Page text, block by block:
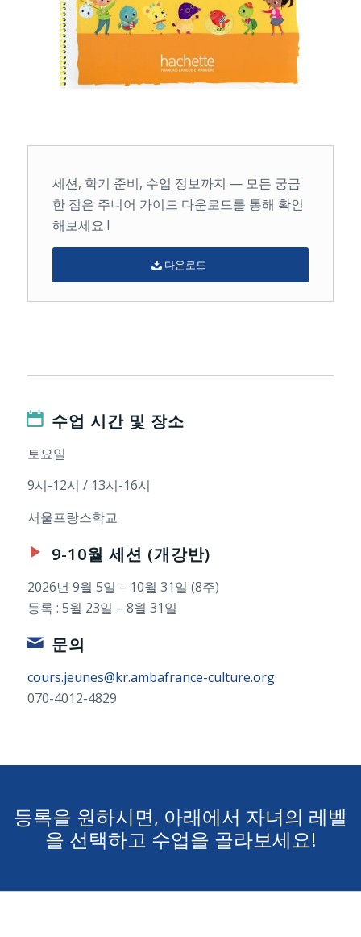
세션, 학기 준비, 수업 정보까지 — 모든 궁금
한 점은 주니어 가이드 다운로드를 통해 확인
해보세요 !
다운로드
수업 시간 및 장소
토요일
9시-12시 / 13시-16시
서울프랑스학교
9-10월 세션 (개강반)
2026년 9월 5일 – 10월 31일 (8주)
등록 : 5월 23일 – 8월 31일
문의
cours.jeunes@kr.ambafrance-culture.org
070-4012-4829
등록을 원하시면, 아래에서 자녀의 레벨
을 선택하고 수업을 골라보세요!